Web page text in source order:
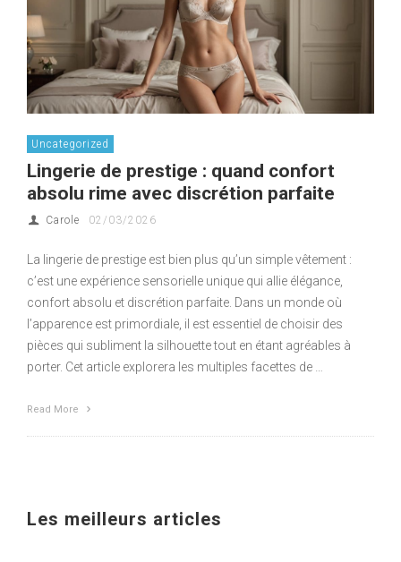
Uncategorized
Lingerie de prestige : quand confort
absolu rime avec discrétion parfaite
Carole 02/03/2026
La lingerie de prestige est bien plus qu’un simple vêtement :
c’est une expérience sensorielle unique qui allie élégance,
confort absolu et discrétion parfaite. Dans un monde où
l’apparence est primordiale, il est essentiel de choisir des
pièces qui subliment la silhouette tout en étant agréables à
porter. Cet article explorera les multiples facettes de …
Read More
Les meilleurs articles